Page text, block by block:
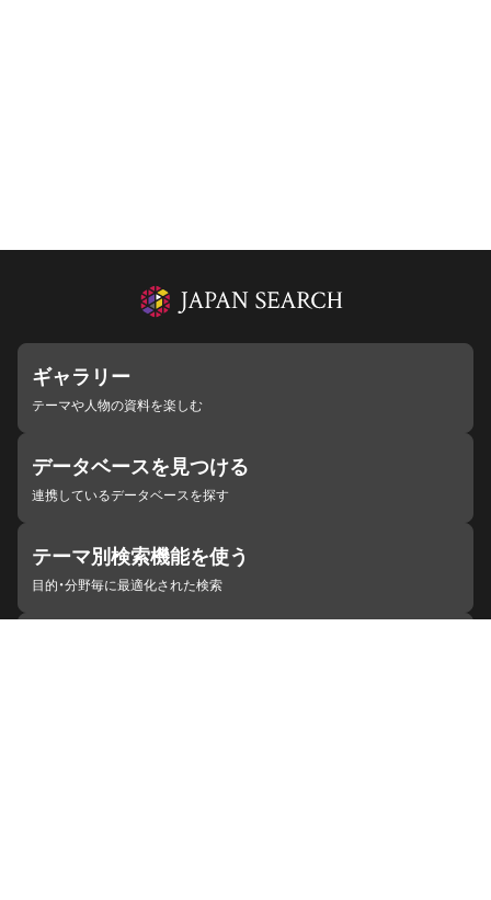
ギャラリー
テーマや人物の資料を楽しむ
データベースを見つける
連携しているデータベースを探す
テーマ別検索機能を使う
目的・分野毎に最適化された検索